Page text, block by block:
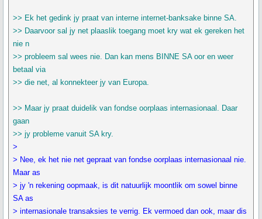
>> Ek het gedink jy praat van interne internet-banksake binne SA.
>> Daarvoor sal jy net plaaslik toegang moet kry wat ek gereken het
nie n
>> probleem sal wees nie. Dan kan mens BINNE SA oor en weer
betaal via
>> die net, al konnekteer jy van Europa.
>> Maar jy praat duidelik van fondse oorplaas internasionaal. Daar
gaan
>> jy probleme vanuit SA kry.
>
> Nee, ek het nie net gepraat van fondse oorplaas internasionaal nie.
Maar as
> jy 'n rekening oopmaak, is dit natuurlijk moontlik om sowel binne
SA as
> internasionale transaksies te verrig. Ek vermoed dan ook, maar dis